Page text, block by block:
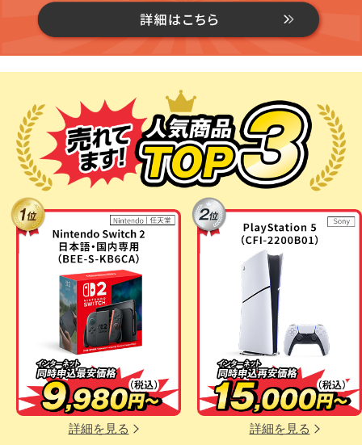
詳細を見る 詳細を見る